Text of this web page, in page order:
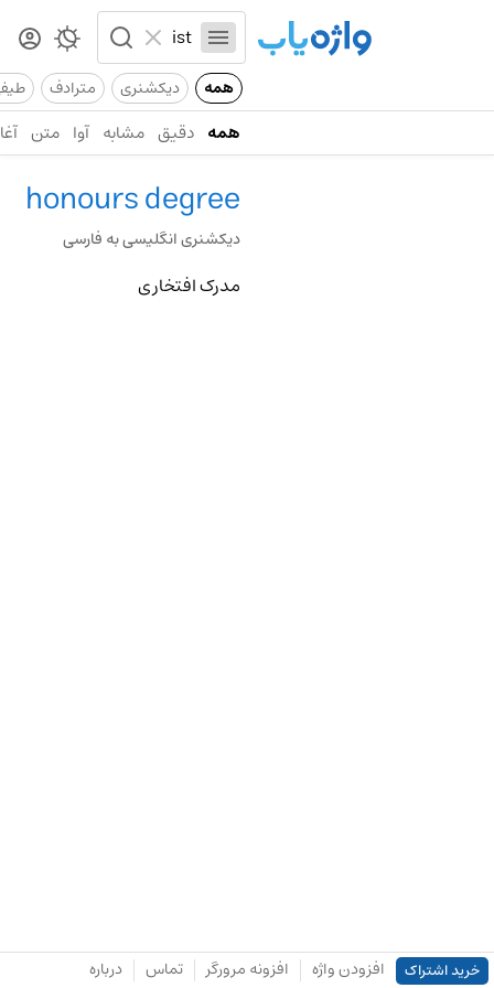
همه دیکشنری مترادف
همه دقیق مشابه آوا متن
honours degree
دیکشنری انگلیسی به فارسی
مدرک افتخاری
خرید اشتراک افزودن واژه افزونه مرورگر تماس درباره